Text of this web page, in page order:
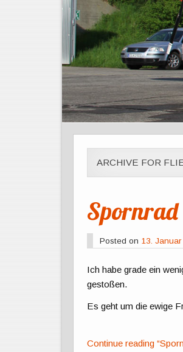
ARCHIVE FOR
Posted on 13.
Ich habe grade ein
gestoßen.
Es geht um die ewige
Continue reading